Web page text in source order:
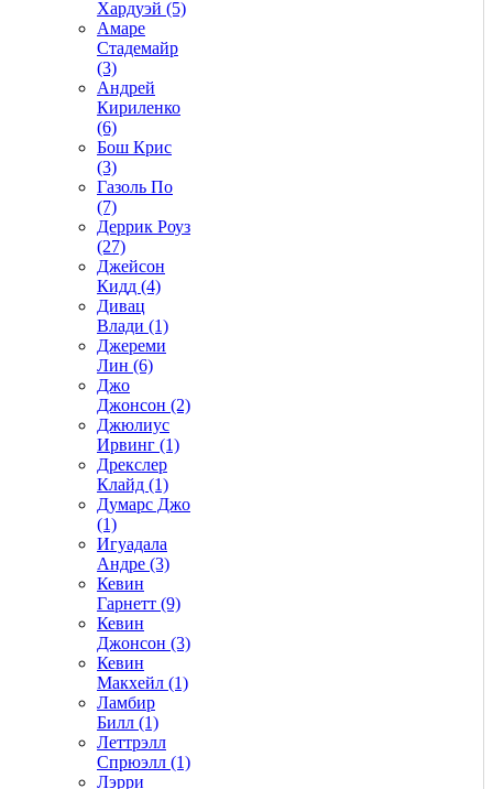
Xардуэй (5)
Амаре
Стадемайр
(3)
Андрей
Кириленко
(6)
Бош Крис
(3)
Газоль По
(7)
Деррик Роуз
(27)
Джейсон
Кидд (4)
Дивац
Влади (1)
Джереми
Лин (6)
Джо
Джонсон (2)
Джюлиус
Ирвинг (1)
Дрекслер
Клайд (1)
Думарс Джо
(1)
Игуадала
Андре (3)
Кевин
Гарнетт (9)
Кевин
Джонсон (3)
Кевин
Макхейл (1)
Ламбир
Билл (1)
Леттрэлл
Спрюэлл (1)
Лэрри